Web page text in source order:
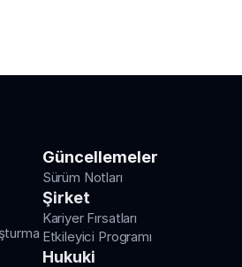
Güncellemeler
Sürüm Notları
Şirket
Kariyer Fırsatları
Etkileyici Programı
Hukuki